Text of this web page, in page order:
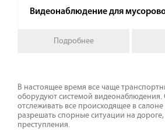
Видеонаблюдение для
Подробнее
В настоящее время все чаще
оборудуют системой видеонаблюдения.
отслеживать все происходящее в
разрешать спорные ситуации на
преступления.